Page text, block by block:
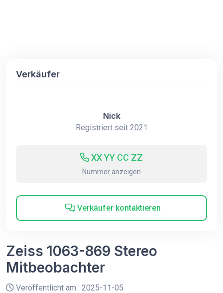
Verkäufer
Nick
Registriert seit 2021
XX YY CC ZZ
Nummer anzeigen
Verkäufer kontaktieren
Zeiss 1063-869 Stereo
Mitbeobachter
Veröffentlicht am : 2025-11-05